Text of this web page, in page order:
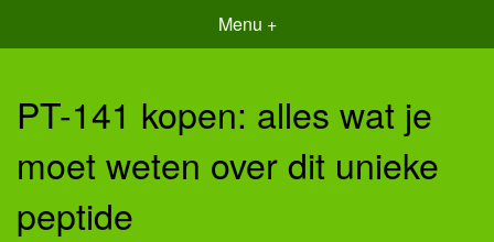
Menu +
PT-141 kopen: alles wat je
moet weten over dit unieke
peptide